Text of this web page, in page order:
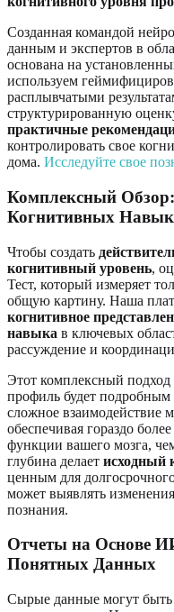
Созданная командой
данным и экспертов в
основана на
используем
расплывчатыми
структурированную
практичные
контролировать свое
дома. Исследуйте свое
Комплексный
Когнитивных
Чтобы создать
когнитивный уровень,
Тест, который измеряет
общую картину. Наша
когнитивное
навыка в ключевых
рассуждение и
Этот комплексный
профиль будет
сложное взаимодействие
обеспечивая гораздо
функции вашего мозга,
глубина делает исходный
ценным для
может выявлять
познания.
Отчеты на Основе
Понятных Данных
Сырые данные могут